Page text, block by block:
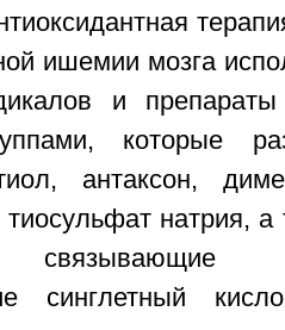
ишемии мозга
и
которые
антаксон,
тиосульфат натрия,
связывающие
синглетный